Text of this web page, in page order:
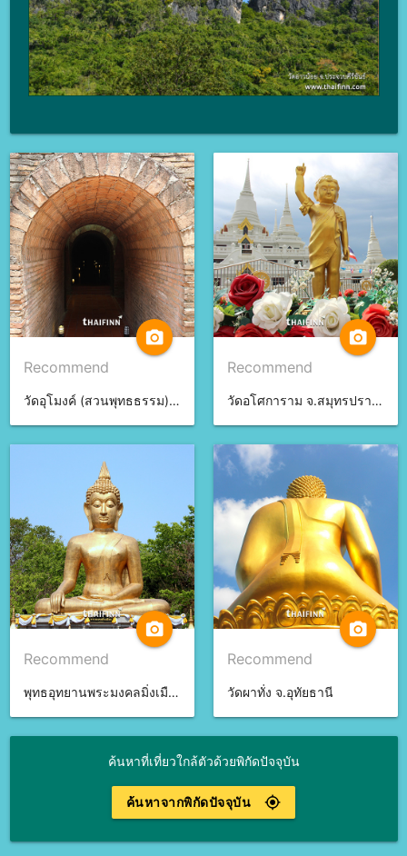
camera_alt
Recommend
วัดอุโมงค์ (สวนพุทธธรรม) จ.เชียงใหม่
camera_alt
Recommend
วัดอโศการาม จ.สมุทรปราการ
camera_alt
Recommend
พุทธอุทยานพระมงคลมิ่งเมือง จ.อำนาจเจริญ
camera_alt
Recommend
วัดผาทั่ง จ.อุทัยธานี
ค้นหาที่เที่ยวใกล้ตัวด้วยพิกัดปัจจุบัน
gps_fixed
ค้นหาจากพิกัดปัจจุบัน